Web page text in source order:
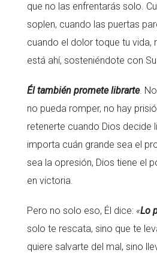
que no las enfrentarás solo.
soplen, cuando las puertas
cuando el dolor toque tu vida,
está ahí, sosteniéndote con
Él también promete librarte.
no pueda romper, no hay
retenerte cuando Dios decide
importa cuán grande sea el
sea la opresión, Dios tiene el
en victoria.
Pero no solo eso, Él dice: «Lo
solo te rescata, sino que te
quiere salvarte del mal, sino